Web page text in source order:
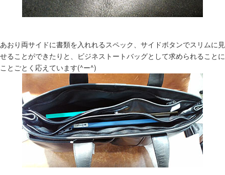
あおり両サイドに書類を入れれるスペック、サイドボタンでスリムに見
せることができたりと、ビジネストートバッグとして求められることに
ことごとく応えています(^ー^)